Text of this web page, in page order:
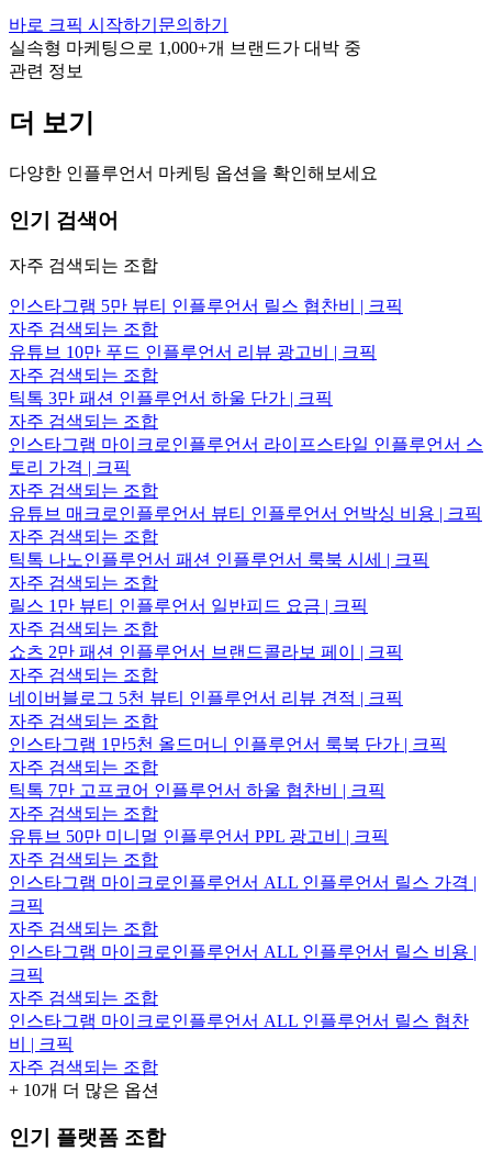
바로 크픽 시작하기 문의하기
실속형 마케팅으로 1,000+개 브랜드가 대박 중
관련 정보
더 보기
다양한 인플루언서 마케팅 옵션을 확인해보세요
인기 검색어
자주 검색되는 조합
인스타그램 5만 뷰티 인플루언서 릴스 협찬비 | 크픽
자주 검색되는 조합
유튜브 10만 푸드 인플루언서 리뷰 광고비 | 크픽
자주 검색되는 조합
틱톡 3만 패션 인플루언서 하울 단가 | 크픽
자주 검색되는 조합
인스타그램 마이크로인플루언서 라이프스타일 인플루언서 스
토리 가격 | 크픽
자주 검색되는 조합
유튜브 매크로인플루언서 뷰티 인플루언서 언박싱 비용 | 크픽
자주 검색되는 조합
틱톡 나노인플루언서 패션 인플루언서 룩북 시세 | 크픽
자주 검색되는 조합
릴스 1만 뷰티 인플루언서 일반피드 요금 | 크픽
자주 검색되는 조합
쇼츠 2만 패션 인플루언서 브랜드콜라보 페이 | 크픽
자주 검색되는 조합
네이버블로그 5천 뷰티 인플루언서 리뷰 견적 | 크픽
자주 검색되는 조합
인스타그램 1만5천 올드머니 인플루언서 룩북 단가 | 크픽
자주 검색되는 조합
틱톡 7만 고프코어 인플루언서 하울 협찬비 | 크픽
자주 검색되는 조합
유튜브 50만 미니멀 인플루언서 PPL 광고비 | 크픽
자주 검색되는 조합
인스타그램 마이크로인플루언서 ALL 인플루언서 릴스 가격 |
크픽
자주 검색되는 조합
인스타그램 마이크로인플루언서 ALL 인플루언서 릴스 비용 |
크픽
자주 검색되는 조합
인스타그램 마이크로인플루언서 ALL 인플루언서 릴스 협찬
비 | 크픽
자주 검색되는 조합
+ 10개 더 많은 옵션
인기 플랫폼 조합